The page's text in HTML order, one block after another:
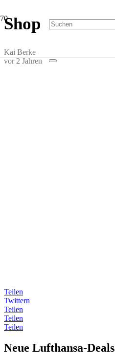
Shop
Kai Berke
vor 2 Jahren
Teilen
Twittern
Teilen
Teilen
Teilen
Neue Lufthansa-Deals